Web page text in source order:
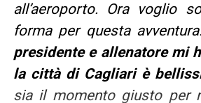
all’aeroporto. Ora voglio
forma per questa avventura.
presidente e allenatore mi
la città di Cagliari è
sia il momento giusto per